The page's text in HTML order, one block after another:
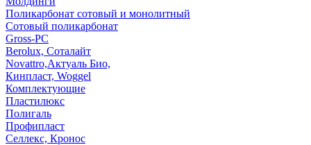
Поликарбонат сотовый и монолитный
Сотовый поликарбонат
Gross-PC
Berolux, Соталайт
Novattro,Актуаль Био,
Кинпласт, Woggel
Комплектующие
Пластилюкс
Полигаль
Профипласт
Селлекс, Кронос